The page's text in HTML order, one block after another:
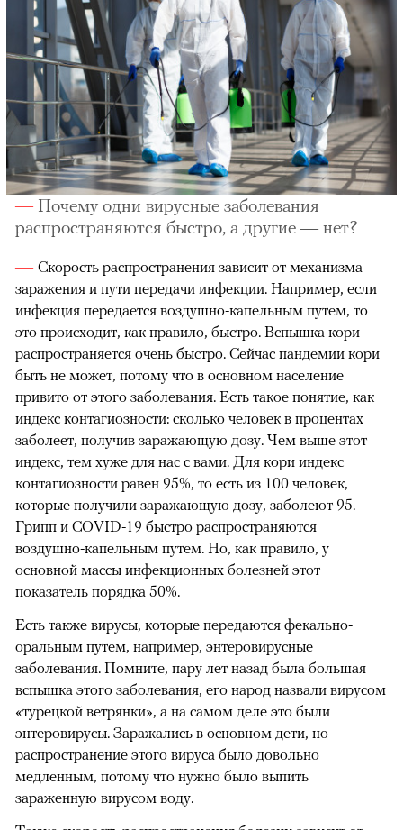
Почему одни вирусные заболевания
распространяются быстро, а другие — нет?
Скорость распространения зависит от механизма
заражения и пути передачи инфекции. Например, если
инфекция передается воздушно-капельным путем, то
это происходит, как правило, быстро. Вспышка кори
распространяется очень быстро. Сейчас пандемии кори
быть не может, потому что в основном население
привито от этого заболевания. Есть такое понятие, как
индекс контагиозности: сколько человек в процентах
заболеет, получив заражающую дозу. Чем выше этот
индекс, тем хуже для нас с вами. Для кори индекс
контагиозности равен 95%, то есть из 100 человек,
которые получили заражающую дозу, заболеют 95.
Грипп и COVID-19 быстро распространяются
воздушно-капельным путем. Но, как правило, у
основной массы инфекционных болезней этот
показатель порядка 50%.
Есть также вирусы, которые передаются фекально-
оральным путем, например, энтеровирусные
заболевания. Помните, пару лет назад была большая
вспышка этого заболевания, его народ назвали вирусом
«турецкой ветрянки», а на самом деле это были
энтеровирусы. Заражались в основном дети, но
распространение этого вируса было довольно
медленным, потому что нужно было выпить
зараженную вирусом воду.